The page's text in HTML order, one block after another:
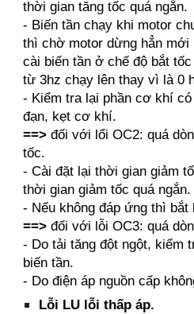
thời gian tăng tốc quá ngắn.
- Biến tần chạy khi motor
thì chờ motor dừng hẳn mới
cài biến tần ở chế độ bắt
từ 3hz chạy lên thay vì là 0
- Kiểm tra lại phần cơ khí
đạn, kẹt cơ khí.
==>đối với lổi OC2: quá
tốc.
- Cài đặt lại thời gian giảm
thời gian giảm tốc quá ngắn.
- Nếu không đáp ứng thì
==>đối với lỗi OC3: quá
- Do tải tăng đột ngột, kiểm
biến tần.
- Do điện áp nguồn cấp
Lỗi LU lỗi thấp áp.